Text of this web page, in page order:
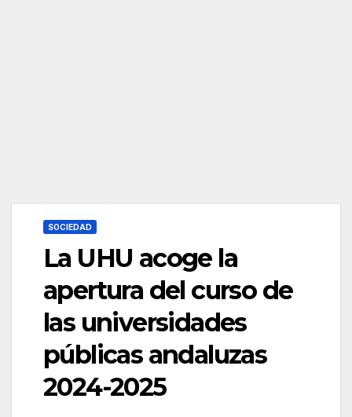
SOCIEDAD
La UHU acoge la
apertura del curso de
las universidades
públicas andaluzas
2024-2025